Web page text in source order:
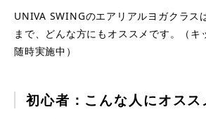
UNIVA SWINGのエアリアルヨガクラス
まで、どんな方にもオススメです。（キ
随時実施中）
初心者：こんな人にオスス